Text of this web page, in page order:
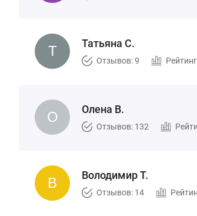
Татьяна С.
Отзывов: 9
Олена В.
Отзывов: 132
Володимир Т.
Отзывов: 14